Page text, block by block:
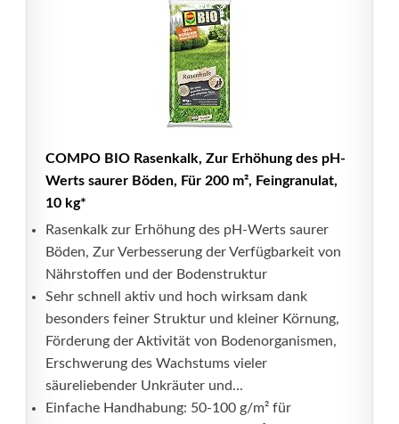
COMPO BIO Rasenkalk, Zur Erhöhung des pH-
Werts saurer Böden, Für 200 m², Feingranulat,
10 kg*
Rasenkalk zur Erhöhung des pH-Werts saurer
Böden, Zur Verbesserung der Verfügbarkeit von
Nährstoffen und der Bodenstruktur
Sehr schnell aktiv und hoch wirksam dank
besonders feiner Struktur und kleiner Körnung,
Förderung der Aktivität von Bodenorganismen,
Erschwerung des Wachstums vieler
säureliebender Unkräuter und...
Einfache Handhabung: 50-100 g/m² für